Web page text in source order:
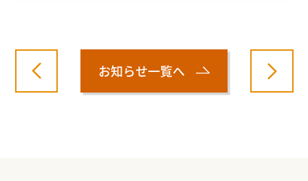
お知らせ一覧へ